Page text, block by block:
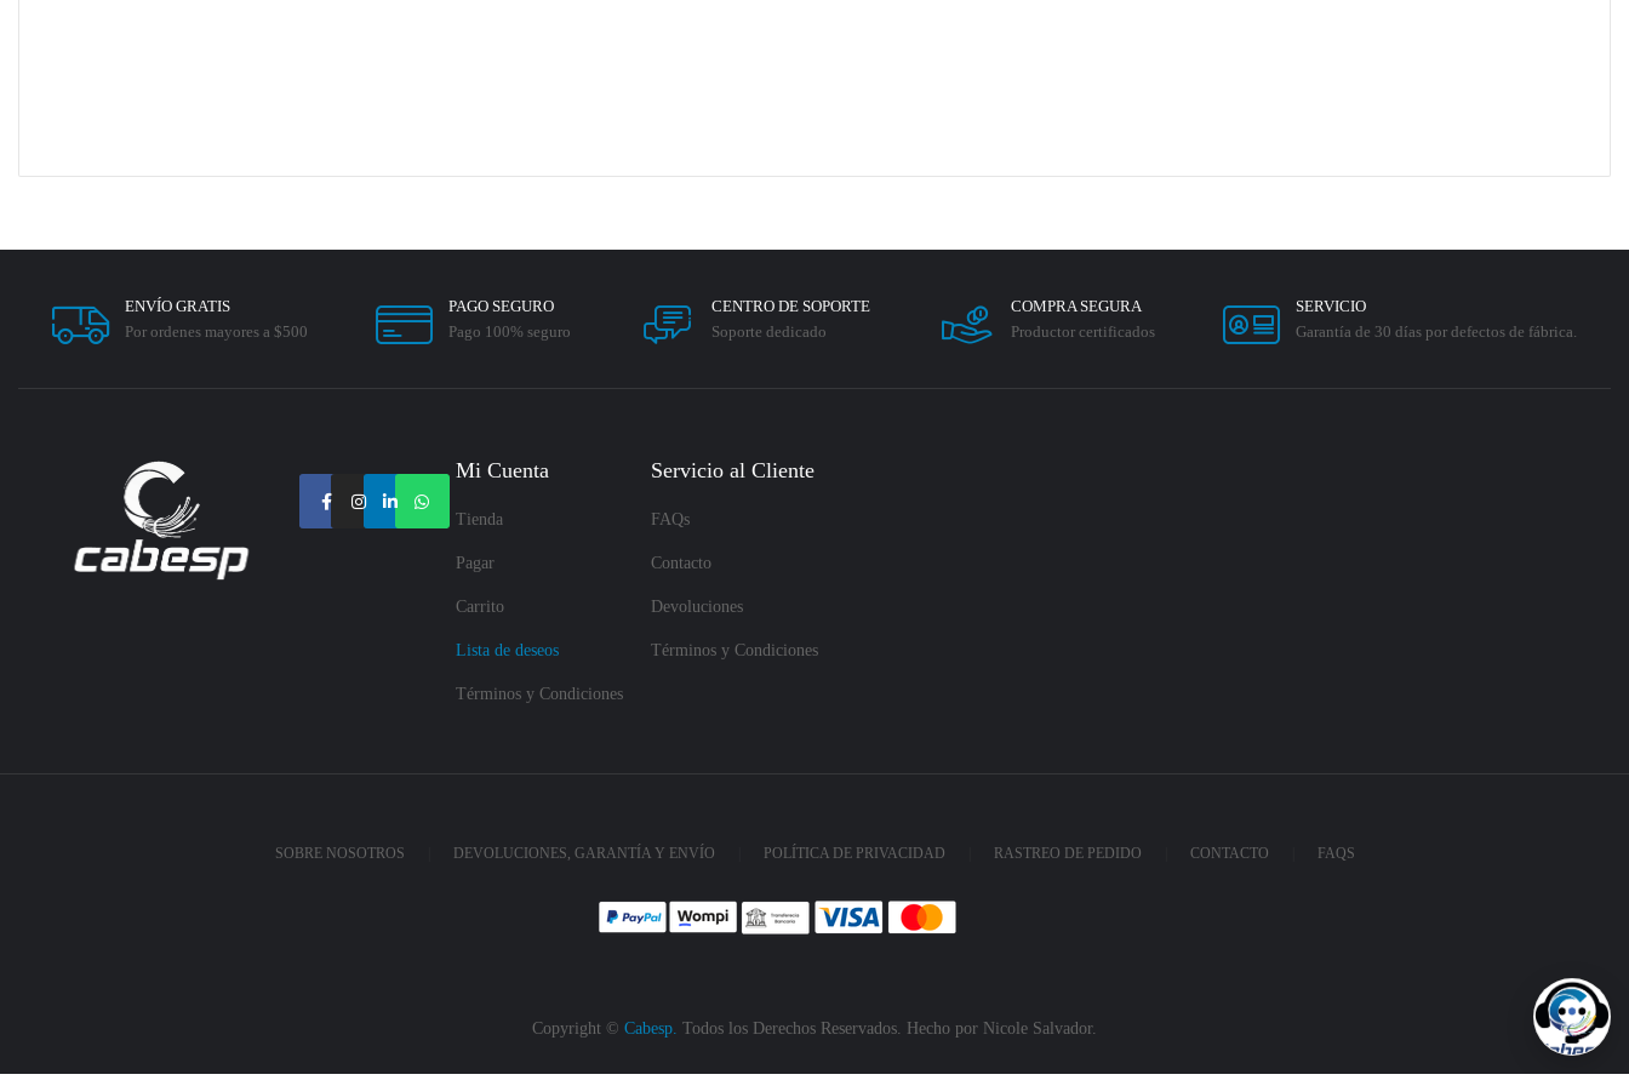
ENVÍO GRATIS
Por ordenes mayores a $500
PAGO SEGURO
Pago 100% seguro
CENTRO DE SOPORTE
Soporte dedicado
COMPRA SEGURA
Productor certificados
SERVICIO
Garantía de 30 días por defectos de fábrica.
Mi Cuenta
Tienda
Pagar
Carrito
Lista de deseos
Términos y Condiciones
Servicio al Cliente
FAQs
Contacto
Devoluciones
Términos y Condiciones
SOBRE NOSOTROS DEVOLUCIONES, GARANTÍA Y ENVÍO POLÍTICA DE PRIVACIDAD RASTREO DE PEDIDO CONTACTO FAQS
Copyright © Cabesp. Todos los Derechos Reservados. Hecho por Nicole Salvador.